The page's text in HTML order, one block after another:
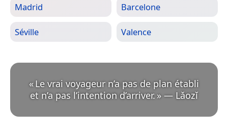
Madrid Barcelone
Séville Valence
«Le vrai voyageur n’a pas de plan établi
et n’a pas l’intention d’arriver. » — Lǎozǐ